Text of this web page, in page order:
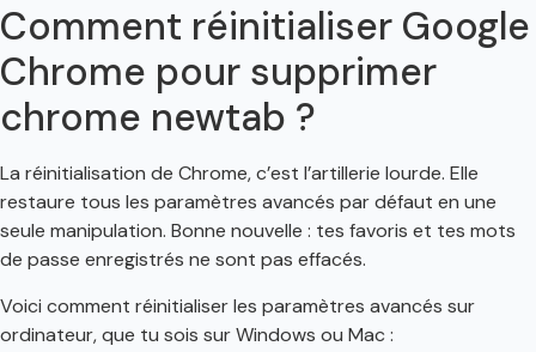
Comment réinitialiser Google
Chrome pour supprimer
chrome newtab ?
La réinitialisation de Chrome, c’est l’artillerie lourde. Elle
restaure tous les paramètres avancés par défaut en une
seule manipulation. Bonne nouvelle : tes favoris et tes mots
de passe enregistrés ne sont pas effacés.
Voici comment réinitialiser les paramètres avancés sur
ordinateur, que tu sois sur Windows ou Mac :